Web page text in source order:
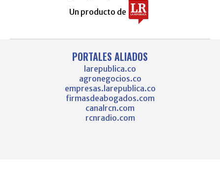
Un producto de
PORTALES ALIADOS
larepublica.co
agronegocios.co
empresas.larepublica.co
firmasdeabogados.com
canalrcn.com
rcnradio.com